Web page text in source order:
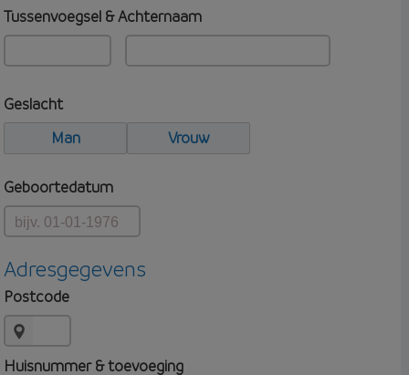
Tussenvoegsel & Achternaam
Geslacht
Man
Vrouw
Geboortedatum
Adresgegevens
Postcode
Huisnummer & toevoeging